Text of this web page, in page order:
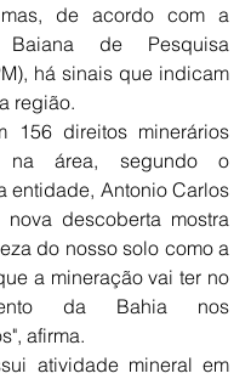
mas, de acordo com a
Baiana de Pesquisa
há sinais que indicam
região.
156 direitos minerários
na área, segundo o
entidade, Antonio Carlos
nova descoberta mostra
do nosso solo como a
a mineração vai ter no
da Bahia nos
afirma.
atividade mineral em